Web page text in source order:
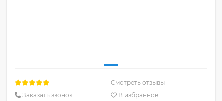
Смотреть отзывы
Заказать звонок
В избранное